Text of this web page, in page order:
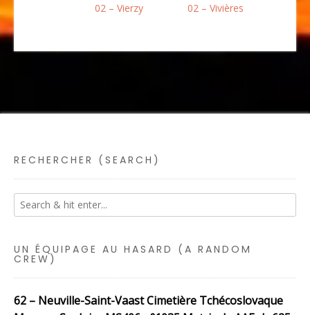
02 – Vierzy
02 – Vivières
RECHERCHER (SEARCH)
UN ÉQUIPAGE AU HASARD (A RANDOM
CREW)
62 – Neuville-Saint-Vaast Cimetière Tchécoslovaque